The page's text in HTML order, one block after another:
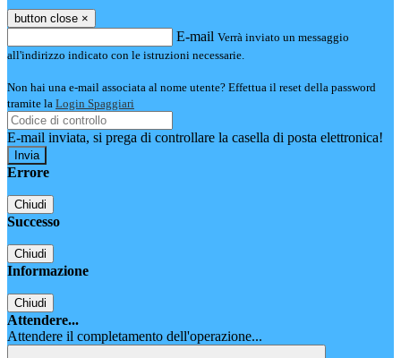
button close ×
E-mail Verrà inviato un messaggio
all'indirizzo indicato con le istruzioni necessarie.
Non hai una e-mail associata al nome utente? Effettua il reset della password
tramite la Login Spaggiari
E-mail inviata, si prega di controllare la casella di posta elettronica!
Errore
Chiudi
Successo
Chiudi
Informazione
Chiudi
Attendere...
Attendere il completamento dell'operazione...